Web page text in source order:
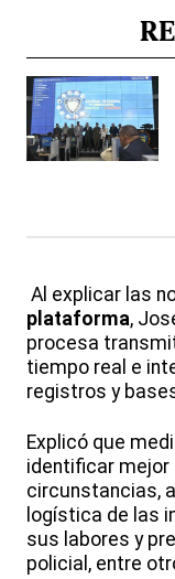
Al explicar las
plataforma,
procesa
tiempo real e
registros
Explicó que
identificar mejor
circunstancias,
logística de las
sus labores y
policial, entre